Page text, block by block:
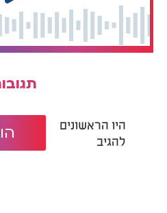
היו הראשונים
להגיב